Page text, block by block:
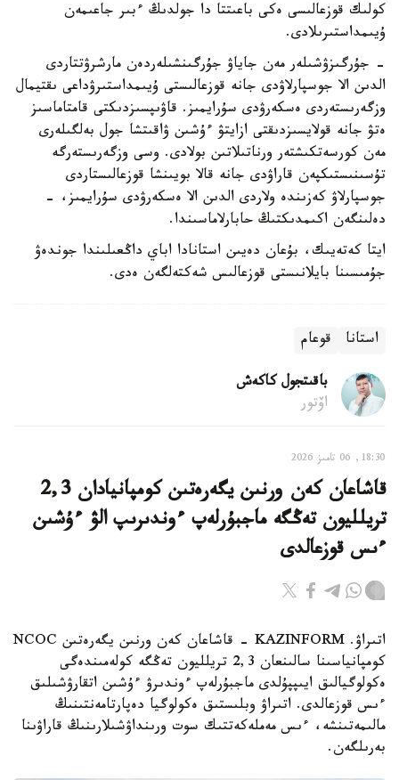
كولىك قوزعالىسى ەكى باعىتتا دا جولدىڭ ءبىر جاعىمەن
ۇيىمداستىرىلادى.
- جۇرگىزۋشىلەر مەن جاياۋ جۇرگىنشىلەردەن مارشرۋتتاردى
الدىن الا جوسپارلاۋدى جانە قوزعالىستى ۇيىمداستىرۋداعى ىقتيمال
وزگەرىستەردى ەسكەرۋدى سۇرايمىز. قاۋىپسىزدىكتى قامتاماسىز
ەتۋ جانە قولايسىزدىقتى ازايتۋ ءۇشىن ۋاقىتشا جول بەلگىلەرى
مەن كورسەتكىشتەر ورناتىلاتىن بولادى. وسى وزگەرىستەرگە
تۇسىنىستىكپەن قاراۋدى جانە قالا بويىنشا قوزعالىستاردى
جوسپارلاۋ كەزىندە ولاردى الدىن الا ەسكەرۋدى سۇرايمىز، -
دەلىنگەن اكىمدىكتىڭ حابارلاماسىندا.
ايتا كەتەيىك، بۇعان دەيىن استانادا اباي داڭعىلىندا جوندەۋ
جۇمىسىنا بايلانىستى قوزعالىس شەكتەلگەن ەدى.
استانا قوعام
باقىتجول كاكەش
اۆتور
18:30, 06 تامىز 2026
قاشاعان كەن ورنىن يگەرەتىن كومپانيادان 2,3
تريلليون تەڭگە ماجبۇرلەپ ءوندىرىپ الۋ ءۇشىن
ءىس قوزعالدى
اتىراۋ. KAZINFORM - قاشاعان كەن ورنىن يگەرەتىن NCOC
كومپانياسىنا سالىنعان 2,3 تريلليون تەڭگە كولەمىندەگى
ەكولوگيالىق ايىپپۇلدى ماجبۇرلەپ ءوندىرۋ ءۇشىن اتقارۋشىلىق
ءىس قوزعالدى. اتىراۋ وبلىستىق ەكولوگيا دەپارتامەنتىنىڭ
مالىمەتىنشە، ءىس مەملەكەتتىك سوت ورىنداۋشىلارىنىڭ قاراۋىنا
بەرىلگەن.